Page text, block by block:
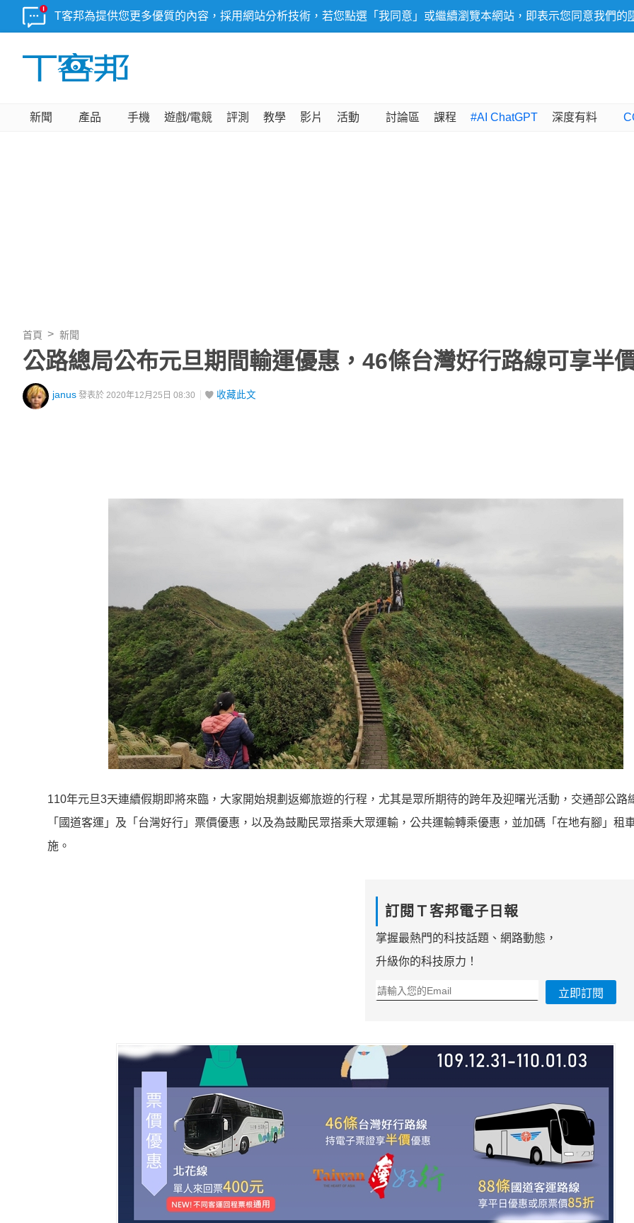
T客邦為提供您更多優質的內容，採用網站分析技術，若您點選「我同意」或繼續瀏覽本網站，即表示您同意我們的
新聞 產品 手機 遊戲/電競 評測 教學 影片 活動 討論區 課程 #AI ChatGPT 深度有料
首頁 新聞
公路總局公布元旦期間輸運優惠，46條台灣好行路線可享半
janus 發表於 2020年12月25日 08:30 收藏此文
110年元旦3天連續假期即將來臨，大家開始規劃返鄉旅遊的行程，尤其是眾所期待的跨年及迎曙光活動，交通部公路
「國道客運」及「台灣好行」票價優惠，以及為鼓勵民眾搭乘大眾運輸，公共運輸轉乘優惠，並加碼「在地有腳」租
施。
訂閱Ｔ客邦電子日報
掌握最熱門的科技話題、網路動態，
升級你的科技原力！
立即訂閱